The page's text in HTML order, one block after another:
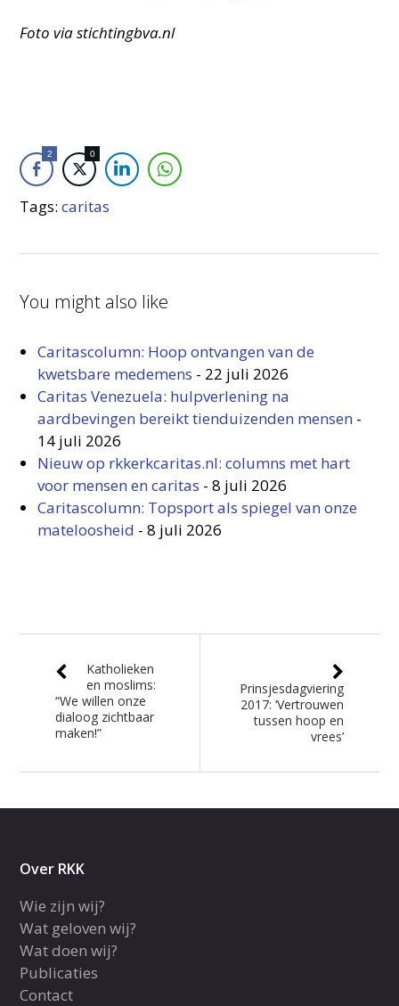
Foto via stichtingbva.nl
2 0
Tags:caritas
You might also like
Caritascolumn: Hoop ontvangen van de
kwetsbare medemens - 22 juli 2026
Caritas Venezuela: hulpverlening na
aardbevingen bereikt tienduizenden mensen -
14 juli 2026
Nieuw op rkkerkcaritas.nl: columns met hart
voor mensen en caritas -8 juli 2026
Caritascolumn: Topsport als spiegel van onze
mateloosheid -8 juli 2026
Katholieken
en moslims:
“We willen onze
dialoog zichtbaar
maken!”
Prinsjesdagviering
2017: ‘Vertrouwen
tussen hoop en
vrees’
Over RKK
Wie zijn wij?
Wat geloven wij?
Wat doen wij?
Publicaties
Contact